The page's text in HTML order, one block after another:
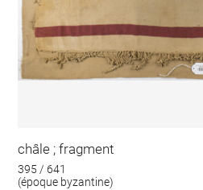
châle ; fragment
395 / 641
(époque byzantine)